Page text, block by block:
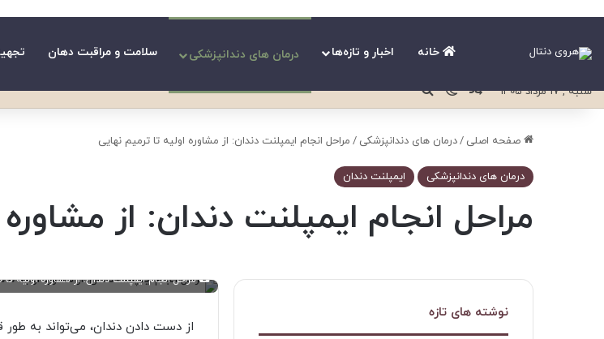
خانه اخبار و تازه‌ها درمان های دندانپزشکی سلامت و مراقبت دهان
شنبه , 17 مرداد 1405 نوشته تصادفی
تغییر پوسته
جستجو برای
صفحه اصلی /درمان های دندانپزشکی / مراحل انجام ایمپلنت دندان: از مشاوره اولیه تا ترمیم نهایی
درمان های دندانپزشکی ایمپلنت دندان
مراحل انجام ایمپلنت دندان: از
مراحل انجام ایمپلنت دندان: از مشاوره اولیه تا
از دست دادن دندان، می‌تواند به طور
نوشته های تازه